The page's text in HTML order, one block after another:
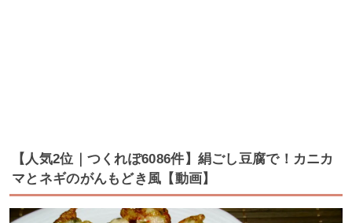
【人気2位｜つくれぽ6086件】絹ごし豆腐で！カニカ
マとネギのがんもどき風【動画】